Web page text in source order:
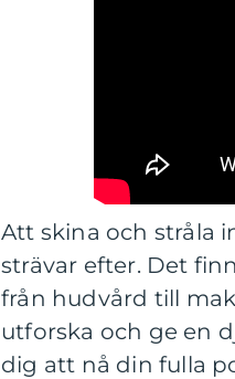
Att skina och stråla
strävar efter. Det
från hudvård till
utforska och ge en
dig att nå din fulla